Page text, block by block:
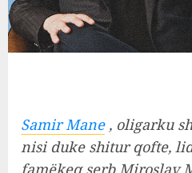
Samir Mane, oligarku
nisi duke shitur qofte,
famëkeq serb Miroslav